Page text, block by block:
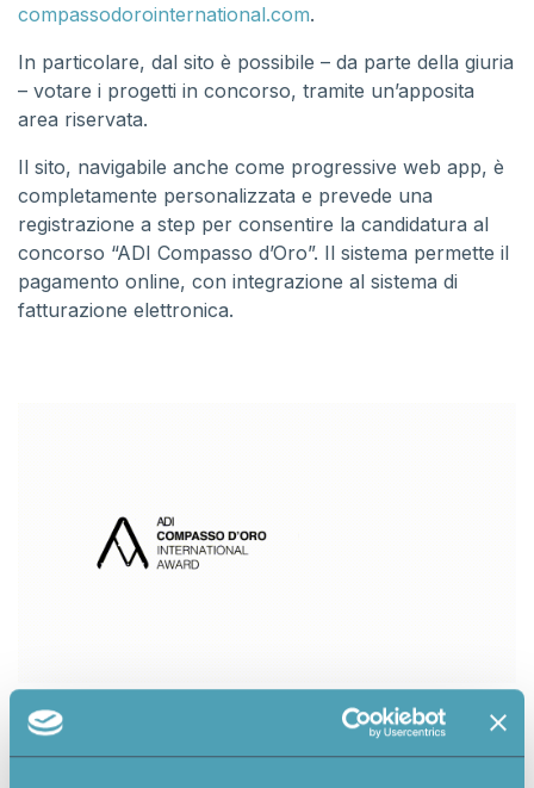
compassodorointernational.com.
In particolare, dal sito è possibile – da parte della giuria
– votare i progetti in concorso, tramite un’apposita
area riservata.
Il sito, navigabile anche come progressive web app, è
completamente personalizzata e prevede una
registrazione a step per consentire la candidatura al
concorso “ADI Compasso d’Oro”. Il sistema permette il
pagamento online, con integrazione al sistema di
fatturazione elettronica.
Nel frontend, l’utente registrato ha a disposizione una